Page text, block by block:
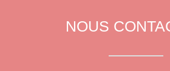
NOUS